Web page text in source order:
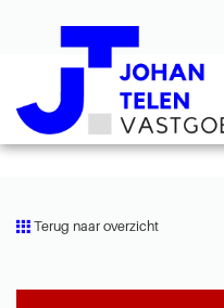
Terug naar overzicht